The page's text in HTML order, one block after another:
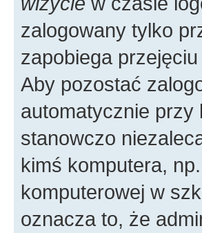
zalogowany tylko
zapobiega
Aby pozostać
automatycznie przy
stanowczo
kimś komputera,
komputerowej w
oznacza to, że